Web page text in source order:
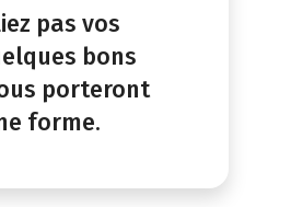
pas vos
bons
porteront
forme.